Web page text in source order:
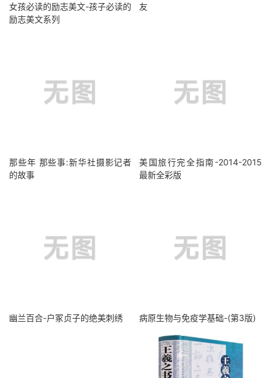
女孩必读的励志美文-孩子必读的
励志美文系列
友
那些年 那些事:新华社摄影记者
的故事
美国旅行完全指南-2014-2015
最新全彩版
幽兰百合-户冢贞子的绝美刺绣 病原生物与免疫学基础-(第3版)